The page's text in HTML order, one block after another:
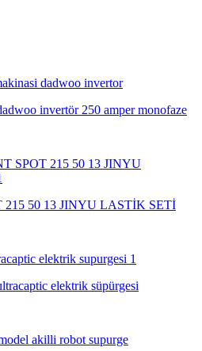
invertör 250 amper monofaze
215 50 13 JINYU LASTİK SETİ
elektrik süpürgesi